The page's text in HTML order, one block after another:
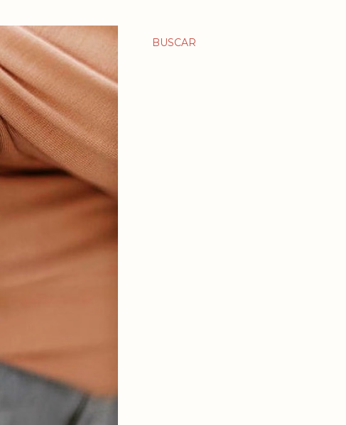
BUSCAR